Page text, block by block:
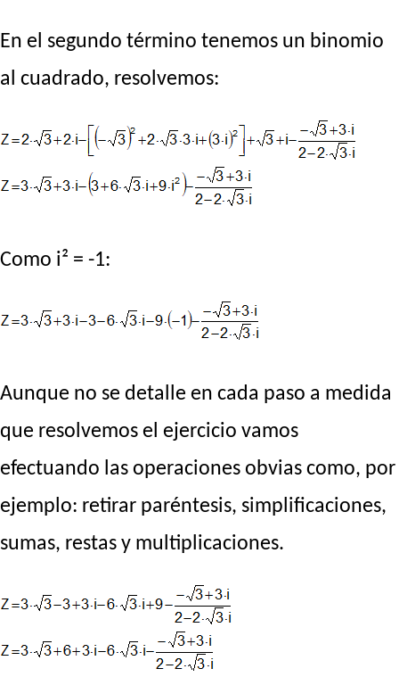
En el segundo término tenemos un binomio
al cuadrado, resolvemos:
Como i² = -1:
Aunque no se detalle en cada paso a medida
que resolvemos el ejercicio vamos
efectuando las operaciones obvias como, por
ejemplo: retirar paréntesis, simplificaciones,
sumas, restas y multiplicaciones.